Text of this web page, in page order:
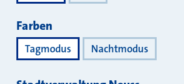
Farben
Tagmodus Nachtmodus